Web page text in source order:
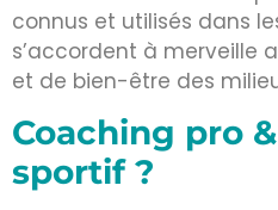
connus et utilisés dans
s’accordent à merveille
et de bien-être des
Coaching pro
sportif ?